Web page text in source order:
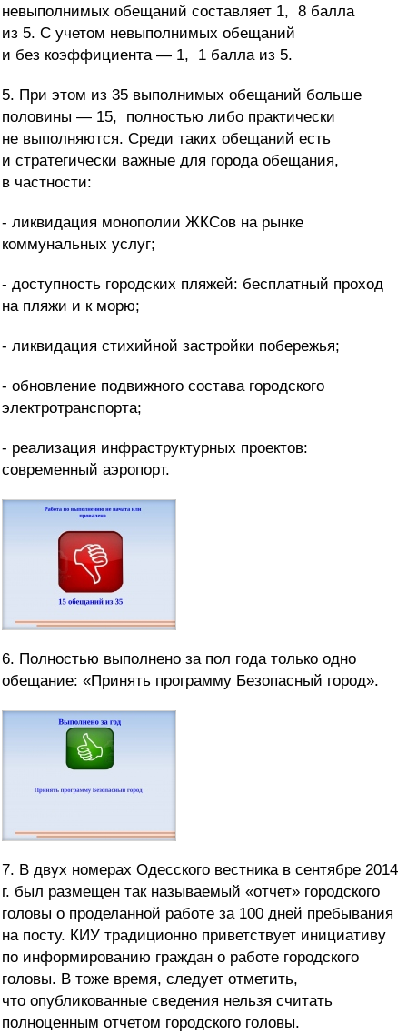
невыполнимых обещаний составляет 1, 8 балла
из 5. С учетом невыполнимых обещаний
и без коэффициента — 1, 1 балла из 5.
5. При этом из 35 выполнимых обещаний больше
половины — 15, полностью либо практически
не выполняются. Среди таких обещаний есть
и стратегически важные для города обещания,
в частности:
- ликвидация монополии ЖКСов на рынке
коммунальных услуг;
- доступность городских пляжей: бесплатный проход
на пляжи и к морю;
- ликвидация стихийной застройки побережья;
- обновление подвижного состава городского
электротранспорта;
- реализация инфраструктурных проектов:
современный аэропорт.
6. Полностью выполнено за пол года только одно
обещание: «Принять программу Безопасный город».
7. В двух номерах Одесского вестника в сентябре 2014
г. был размещен так называемый «отчет» городского
головы о проделанной работе за 100 дней пребывания
на посту. КИУ традиционно приветствует инициативу
по информированию граждан о работе городского
головы. В тоже время, следует отметить,
что опубликованные сведения нельзя считать
полноценным отчетом городского головы.